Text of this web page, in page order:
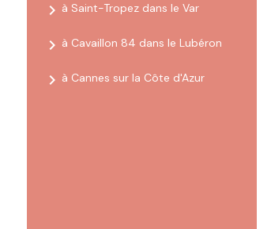
navigate_next à Saint-Tropez dans le Var
navigate_next à Cavaillon 84 dans le Lubéron
navigate_next à Cannes sur la Côte d'Azur